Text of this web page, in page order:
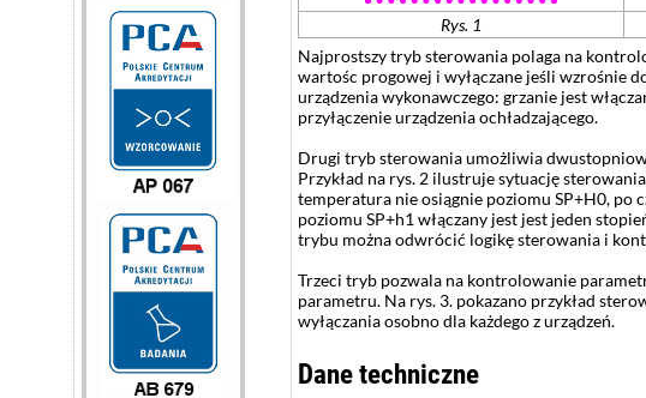
Rys. 1
Najprostszy tryb sterowania polaga na
wartośc progowej i wyłączane jeśli wzrośnie
urządzenia wykonawczego: grzanie jest
przyłączenie urządzenia ochładzającego.
Drugi tryb sterowania umożliwia
Przykład na rys. 2 ilustruje sytuację
temperatura nie osiągnie poziomu SP+H0, po
poziomu SP+h1 włączany jest jest jeden
trybu można odwrócić logikę sterowania i
Trzeci tryb pozwala na kontrolowanie
parametru. Na rys. 3. pokazano przykład
wyłączania osobno dla każdego z urządzeń.
Dane techniczne